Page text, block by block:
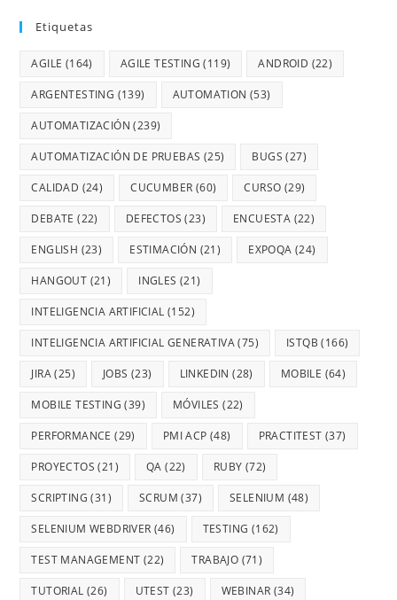
Etiquetas
AGILE (164) AGILE TESTING (119) ANDROID (22)
ARGENTESTING (139) AUTOMATION (53)
AUTOMATIZACIÓN (239)
AUTOMATIZACIÓN DE PRUEBAS (25) BUGS (27)
CALIDAD (24) CUCUMBER (60) CURSO (29)
DEBATE (22) DEFECTOS (23) ENCUESTA (22)
ENGLISH (23) ESTIMACIÓN (21) EXPOQA (24)
HANGOUT (21) INGLES (21)
INTELIGENCIA ARTIFICIAL (152)
INTELIGENCIA ARTIFICIAL GENERATIVA(75) ISTQB (166)
JIRA(25) JOBS (23) LINKEDIN (28) MOBILE (64)
MOBILE TESTING (39) MÓVILES (22)
PERFORMANCE (29) PMI ACP (48) PRACTITEST (37)
PROYECTOS (21) QA (22) RUBY (72)
SCRIPTING (31) SCRUM (37) SELENIUM (48)
SELENIUM WEBDRIVER (46) TESTING (162)
TEST MANAGEMENT (22) TRABAJO (71)
TUTORIAL (26) UTEST (23) WEBINAR (34)